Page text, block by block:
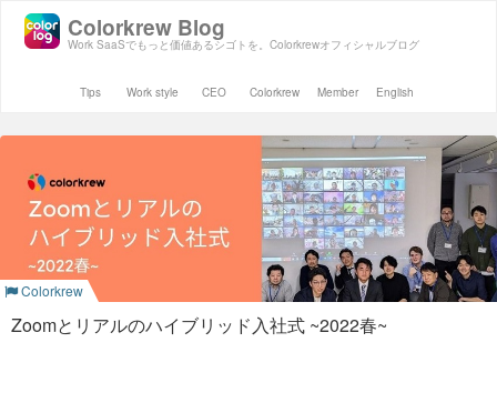
Work SaaSでもっと価値あるシゴトを。Colorkrewオフィシャルブログ
Colorkrew Blog
Tips Work style CEO Colorkrew Member English
Colorkrew
Zoomとリアルのハイブリッド入社式 ~2022春~